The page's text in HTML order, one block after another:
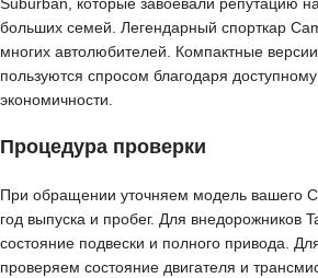
больших семей. Легендарный спорткар
многих автолюбителей. Компактные
пользуются спросом благодаря
экономичности.
Процедура проверки
При обращении уточняем модель вашего
год выпуска и пробег. Для внедорожников
состояние подвески и полного привода.
проверяем состояние двигателя и